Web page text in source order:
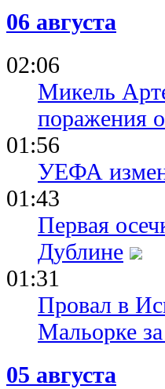
06 августа
02:06
Микель
поражения
01:56
УЕФА
01:43
Первая
Дублине
01:31
Провал в
Мальорке
05 августа